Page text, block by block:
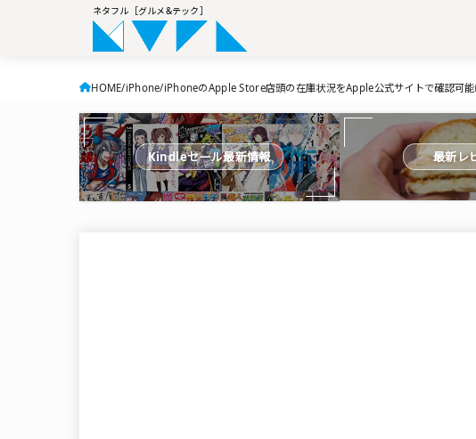
ネタフル［グルメ&テック］
HOME iPhone iPhoneのApple Store店頭の在庫状況をApple公式サイトで確認可能
Kindleセール最新情報 最新レ